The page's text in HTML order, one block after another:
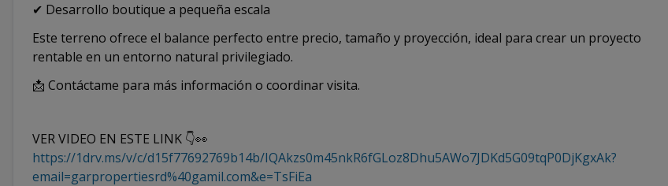
✔ Desarrollo boutique a pequeña escala
Este terreno ofrece el balance perfecto entre precio, tamaño y proyección, ideal para crear un proyecto
rentable en un entorno natural privilegiado.
📩 Contáctame para más información o coordinar visita.
VER VIDEO EN ESTE LINK 👇👀
https://1drv.ms/v/c/d15f77692769b14b/IQAkzs0m45nkR6fGLoz8Dhu5AWo7JDKd5G09tqP0DjKgxAk?
email=garpropertiesrd%40gamil.com&e=TsFiEa